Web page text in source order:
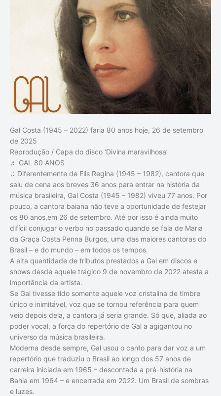
Gal Costa (1945 – 2022) faria 80 anos hoje, 26 de setembro
de 2025
Reprodução / Capa do disco ‘Divina maravilhosa’
♬ GAL 80 ANOS
♫ Diferentemente de Elis Regina (1945 – 1982), cantora que
saiu de cena aos breves 36 anos para entrar na história da
música brasileira, Gal Costa (1945 – 1982) viveu 77 anos. Por
pouco, a cantora baiana não teve a oportunidade de festejar
os 80 anos,em 26 de setembro. Até por isso é ainda muito
difícil conjugar o verbo no passado quando se fala de Maria
da Graça Costa Penna Burgos, uma das maiores cantoras do
Brasil – e do mundo – em todos os tempos.
A alta quantidade de tributos prestados a Gal em discos e
shows desde aquele trágico 9 de novembro de 2022 atesta a
importância da artista.
Se Gal tivesse tido somente aquele voz cristalina de timbre
único e inimitável, voz que se tornou referência para quem
veio depois dela, a cantora já seria grande. Só que, aliada ao
poder vocal, a força do repertório de Gal a agigantou no
universo da música brasileira.
Moderna desde sempre, Gal usou o canto para dar voz a um
repertório que traduziu o Brasil ao longo dos 57 anos de
carreira iniciada em 1965 – descontada a pré-história na
Bahia em 1964 – e encerrada em 2022. Um Brasil de sombras
e luzes.